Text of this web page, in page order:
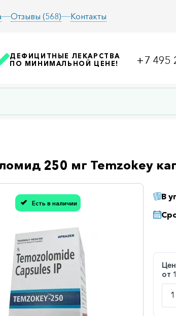
Отзывы (568) Контакты
ДЕФИЦИТНЫЕ ЛЕКАРСТВА
ПО МИНИМАЛЬНОЙ ЦЕНЕ!
+7 495
250 мг Temzokey
Есть в наличии
мы учли Вашу оценку!
В
от